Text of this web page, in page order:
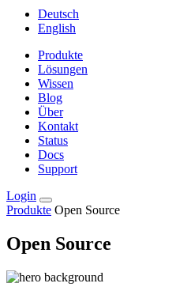
Deutsch
English
Produkte
Lösungen
Wissen
Blog
Über
Kontakt
Status
Docs
Support
Login
Produkte Open Source
Open Source